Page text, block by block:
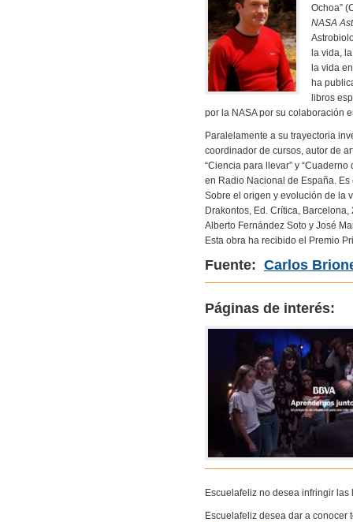
Ochoa”
NASA
la vida,
la vida
ha
libros
por la NASA por su colaboración
Paralelamente a su trayectoria
coordinador de cursos, autor de
“Ciencia para llevar” y
en Radio Nacional de España. Es
Sobre el origen y evolución de la
Drakontos, Ed. Crítica,
Alberto Fernández Soto y José
Esta obra ha recibido el Premio
Fuente: Carlos
Páginas de interés:
Escuelafeliz no desea infringir
Escuelafeliz desea dar a